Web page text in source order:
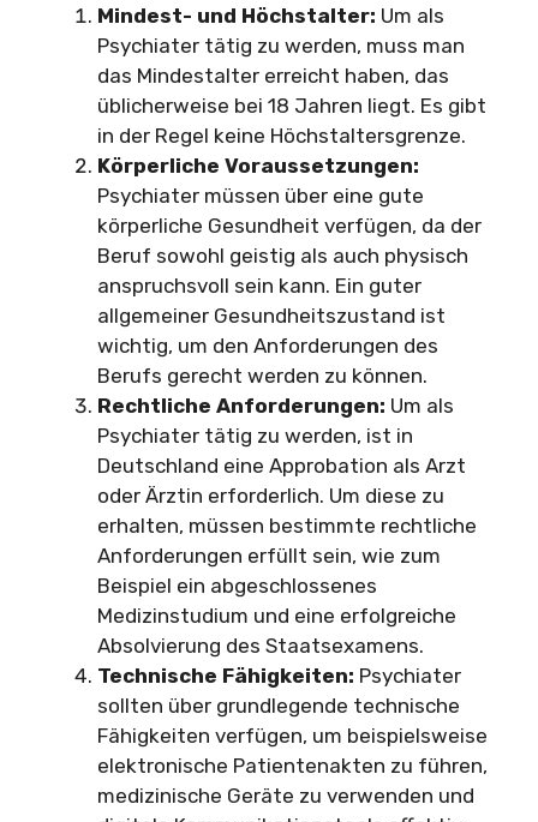
Mindest- und Höchstalter: Um als
Psychiater tätig zu werden, muss man
das Mindestalter erreicht haben, das
üblicherweise bei 18 Jahren liegt. Es gibt
in der Regel keine Höchstaltersgrenze.
Körperliche Voraussetzungen:
Psychiater müssen über eine gute
körperliche Gesundheit verfügen, da der
Beruf sowohl geistig als auch physisch
anspruchsvoll sein kann. Ein guter
allgemeiner Gesundheitszustand ist
wichtig, um den Anforderungen des
Berufs gerecht werden zu können.
Rechtliche Anforderungen: Um als
Psychiater tätig zu werden, ist in
Deutschland eine Approbation als Arzt
oder Ärztin erforderlich. Um diese zu
erhalten, müssen bestimmte rechtliche
Anforderungen erfüllt sein, wie zum
Beispiel ein abgeschlossenes
Medizinstudium und eine erfolgreiche
Absolvierung des Staatsexamens.
Technische Fähigkeiten: Psychiater
sollten über grundlegende technische
Fähigkeiten verfügen, um beispielsweise
elektronische Patientenakten zu führen,
medizinische Geräte zu verwenden und